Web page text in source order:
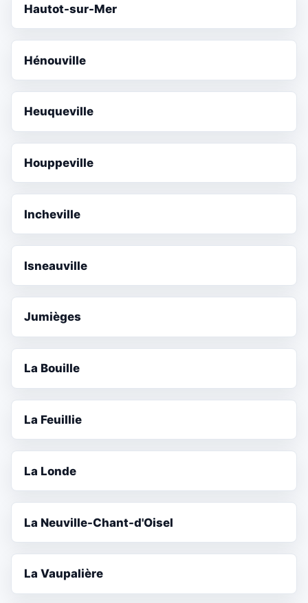
Hautot-sur-Mer
Hénouville
Heuqueville
Houppeville
Incheville
Isneauville
Jumièges
La Bouille
La Feuillie
La Londe
La Neuville-Chant-d'Oisel
La Vaupalière